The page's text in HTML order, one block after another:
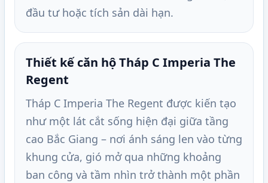
đầu tư hoặc tích sản dài hạn.
Thiết kế căn hộ Tháp C Imperia The
Regent
Tháp C Imperia The Regent được kiến tạo
như một lát cắt sống hiện đại giữa tầng
cao Bắc Giang – nơi ánh sáng len vào từng
khung cửa, gió mở qua những khoảng
ban công và tầm nhìn trở thành một phần